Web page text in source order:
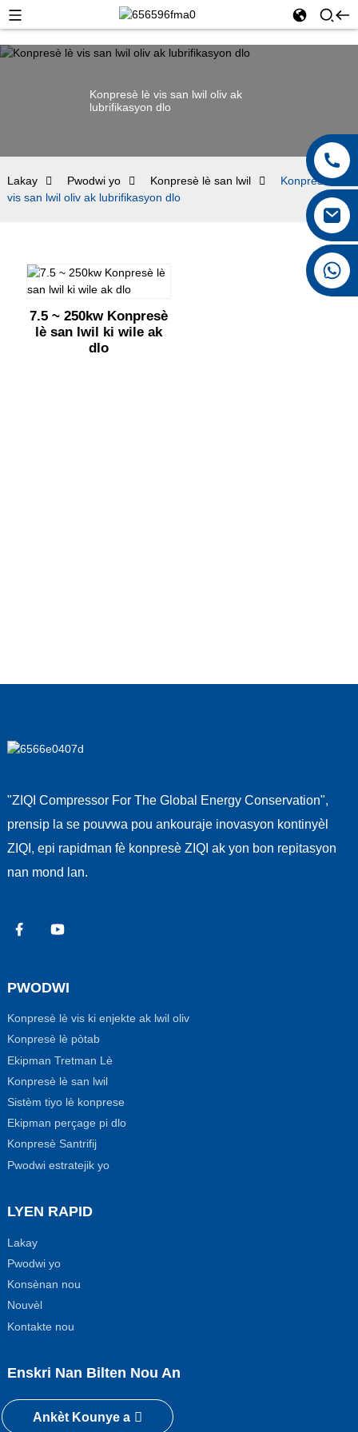
Konpresè lè vis san lwil oliv ak
lubrifikasyon dlo
Lakay Pwodwi yo Konpresè lè san lwil
Konpresè lè
vis san lwil oliv ak lubrifikasyon dlo
7.5 ~ 250kw Konpresè
lè san lwil ki wile ak
dlo
"ZIQI Compressor For The Global Energy Conservation",
prensip la se pouvwa pou ankouraje inovasyon kontinyèl
ZIQI, epi rapidman fè konpresè ZIQI ak yon bon repitasyon
nan mond lan.
PWODWI
Konpresè lè vis ki enjekte ak lwil oliv
Konpresè lè pòtab
Ekipman Tretman Lè
Konpresè lè san lwil
Sistèm tiyo lè konprese
Ekipman perçage pi dlo
Konpresè Santrifij
Pwodwi estratejik yo
LYEN RAPID
Lakay
Pwodwi yo
Konsènan nou
Nouvèl
Kontakte nou
Enskri Nan Bilten Nou An
Ankèt Kounye a